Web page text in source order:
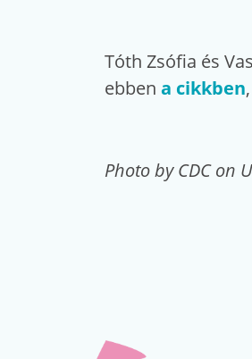
Tóth Zsófia és
ebben a cikkben
Photo by CDC on